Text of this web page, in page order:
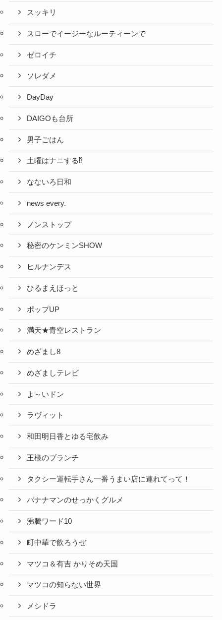
スッキリ
スローでイージーなルーティーンで
ゼロイチ
ソレダメ
DayDay
DAIGOも台所
男子ごはん
土曜はナニする⁉
なないろ日和
news every.
ノンストップ
秘密のケンミンSHOW
ヒルナンデス
ひるまえほっと
ポップUP
満天★青空レストラン
めざまし8
めざましテレビ
よ～いドン
ラヴィット
和田明日香とゆる宅飲み
王様のブランチ
タクシー運転手さん一番うまい店に連れてって！
バナナマンのせっかくグルメ
沸騰ワード10
町中華で飲ろうぜ
マツコ＆有吉 かりそめ天国
マツコの知らない世界
メシドラ